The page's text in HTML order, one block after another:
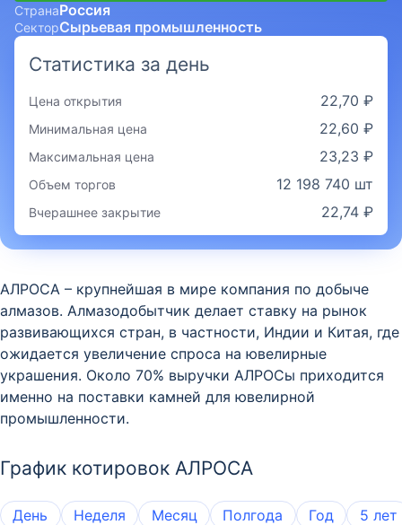
СтранаРоссия
СекторСырьевая промышленность
Статистика за день
Цена открытия 22,70 ₽
Минимальная цена 22,60 ₽
Максимальная цена 23,23 ₽
Объем торгов 12 198 740 шт
Вчерашнее закрытие 22,74 ₽
АЛРОСА – крупнейшая в мире компания по добыче
алмазов. Алмазодобытчик делает ставку на рынок
развивающихся стран, в частности, Индии и Китая, где
ожидается увеличение спроса на ювелирные
украшения. Около 70% выручки АЛРОСы приходится
именно на поставки камней для ювелирной
промышленности.
График котировок АЛРОСА
День Неделя Месяц Полгода Год 5 лет